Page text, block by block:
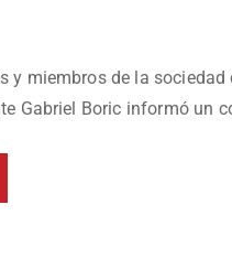
y miembros de la
Gabriel Boric informó un